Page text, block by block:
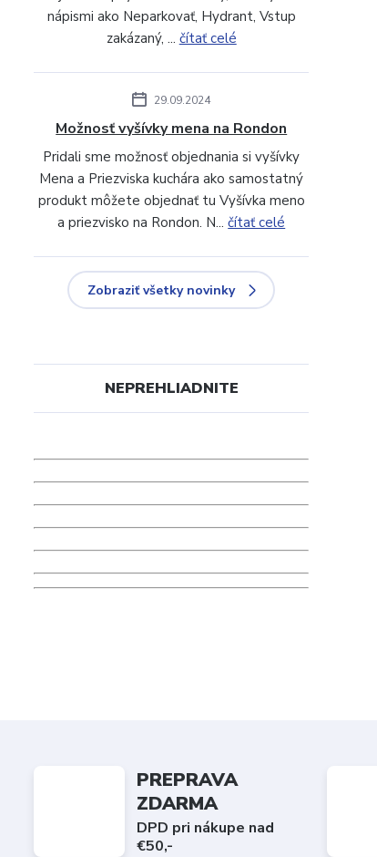
nápismi ako Neparkovať, Hydrant, Vstup
zakázaný, ... čítať celé
29.09.2024
Možnosť vyšívky mena na Rondon
Pridali sme možnosť objednania si vyšívky
Mena a Priezviska kuchára ako samostatný
produkt môžete objednať tu Vyšívka meno
a priezvisko na Rondon. N...čítať celé
Zobraziť všetky novinky
NEPREHLIADNITE
PREPRAVA
ZDARMA
DPD pri nákupe nad
€50,-